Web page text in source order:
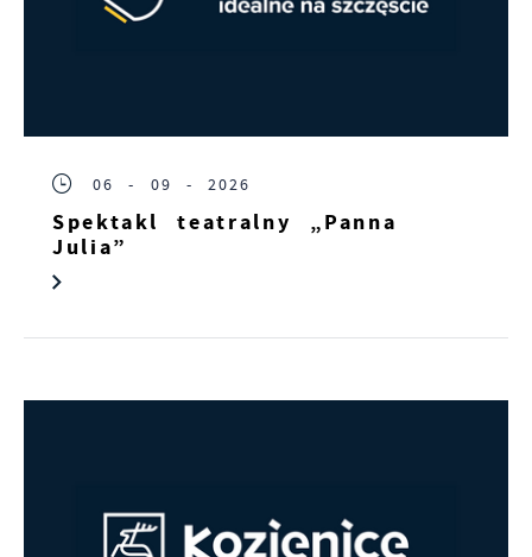
06 - 09 - 2026
Spektakl teatralny „Panna
Julia”